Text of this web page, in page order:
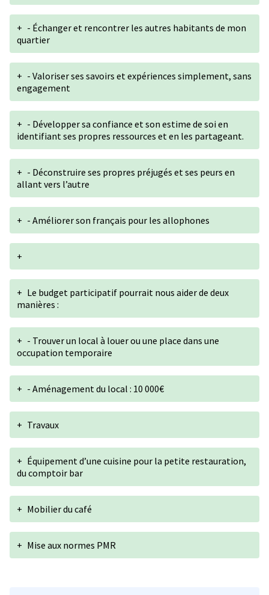
+ - Échanger et rencontrer les autres habitants de mon
quartier
+ - Valoriser ses savoirs et expériences simplement, sans
engagement
+ - Développer sa confiance et son estime de soi en
identifiant ses propres ressources et en les partageant.
+ - Déconstruire ses propres préjugés et ses peurs en
allant vers l’autre
+ - Améliorer son français pour les allophones
+
+ Le budget participatif pourrait nous aider de deux
manières :
+ - Trouver un local à louer ou une place dans une
occupation temporaire
+ - Aménagement du local : 10 000€
+ Travaux
+ Équipement d’une cuisine pour la petite restauration,
du comptoir bar
+ Mobilier du café
+ Mise aux normes PMR